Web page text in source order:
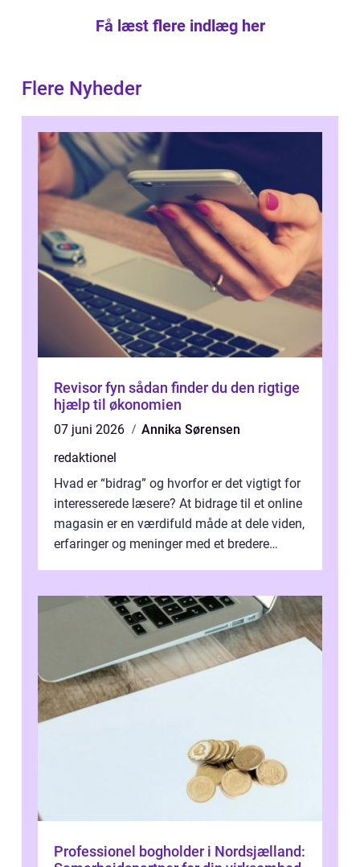
Få læst flere indlæg her
Flere Nyheder
Revisor fyn sådan finder du den rigtige
hjælp til økonomien
07 juni 2026
Annika Sørensen
redaktionel
Hvad er “bidrag” og hvorfor er det vigtigt for
interesserede læsere? At bidrage til et online
magasin er en værdifuld måde at dele viden,
erfaringer og meninger med et bredere
Professionel bogholder i Nordsjælland: